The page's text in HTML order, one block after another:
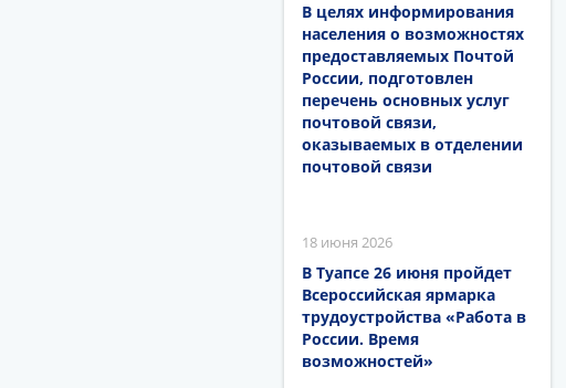
В целях информирования
населения о возможностях
предоставляемых Почтой
России, подготовлен
перечень основных услуг
почтовой связи,
оказываемых в отделении
почтовой связи
18 июня 2026
В Туапсе 26 июня пройдет
Всероссийская ярмарка
трудоустройства «Работа в
России. Время
возможностей»